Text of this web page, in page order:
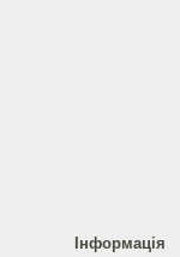
Інформація